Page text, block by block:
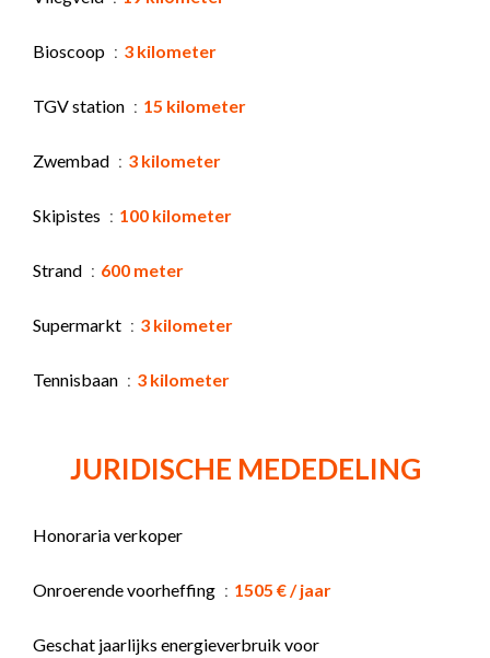
Bioscoop 3 kilometer
TGV station 15 kilometer
Zwembad 3 kilometer
Skipistes 100 kilometer
Strand 600 meter
Supermarkt 3 kilometer
Tennisbaan 3 kilometer
JURIDISCHE MEDEDELING
Honoraria verkoper
Onroerende voorheffing 1505 € / jaar
Geschat jaarlijks energieverbruik voor